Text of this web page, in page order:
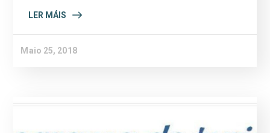
LER MÁIS
Maio 25, 2018